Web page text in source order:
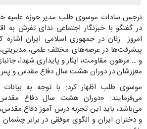
نرجس سادات موسوی طلب مدیر حوزه علمیه
در گفتگو با خبرنگار اجتماعی ندای تفرش به
امروز زنان در جمهوری اسلامی ایران
پیشرفت‌ها در عرصه‌های مختلف علمی،
و … مرهون مقاومت، ایثار و پایداری شهدا،
معززشان در دوران هشت سال دفاع مقدس و
موسوی طلب اظهار کرد: با توجه به
می‌فرمایند: «دوران هشت سال دفاع
می‌باشد، باید این تجربه درس آموز دفاع
و دختران ایران و الگوی موفقی در برابر